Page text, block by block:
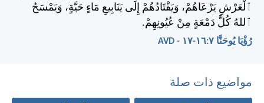
ٱلْعَرْشِ يَرْعَاهُمْ، وَيَقْتَادُهُمْ إِلَى يَنَابِيعِ مَاءٍ حَيَّةٍ، وَيَمْسَحُ
ٱللهُ كُلَّ دَمْعَةٍ مِنْ عُيُونِهِمْ.
رُؤْيَا يُوحَنَّا ٧:‏١٦-‏١٧ - AVD
مواضيع ذات صلة